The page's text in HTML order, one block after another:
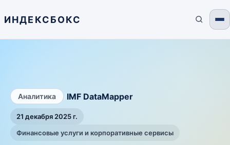
ИНДЕКСБОКС
Аналитика IMF DataMapper
21 декабря 2025 г.
Финансовые услуги и корпоративные сервисы